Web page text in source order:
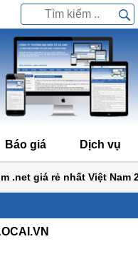
Báo giá Dịch vụ
.net giá rẻ nhất Việt Nam